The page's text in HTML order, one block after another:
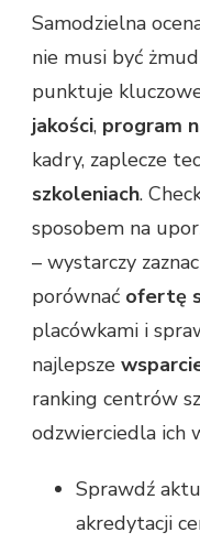
Samodzielna
nie musi być
punktuje
jakości, program
kadry, zaplecze
szkoleniach.
sposobem na
– wystarczy
porównać ofertę
placówkami i
najlepsze
ranking centrów
odzwierciedla ich
Sprawdź
akredytacji